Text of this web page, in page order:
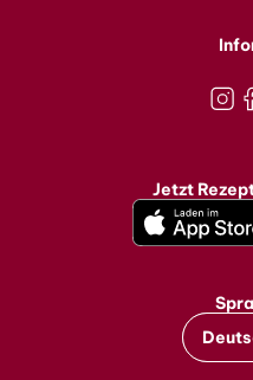
Jetzt